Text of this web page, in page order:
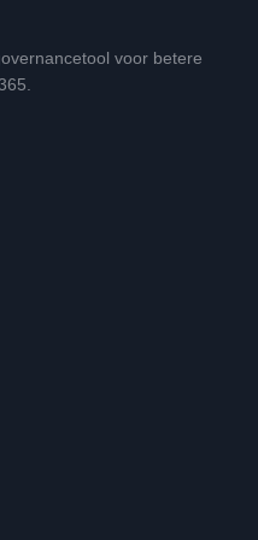
voor betere